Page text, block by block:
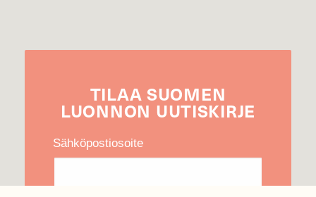
TILAA SUOMEN
LUONNON UUTIS­KIRJE
Sähköpostiosoite